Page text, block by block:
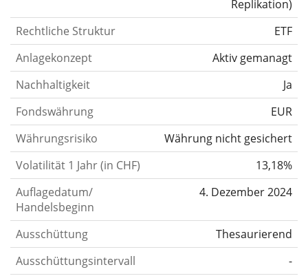
Replikation)
Rechtliche Struktur
ETF
Anlagekonzept
Aktiv gemanagt
Nachhaltigkeit
Ja
Fondswährung
EUR
Währungsrisiko
Währung nicht gesichert
Volatilität 1 Jahr (in CHF)
13,18%
Auflagedatum/
Handelsbeginn
4. Dezember 2024
Ausschüttung
Thesaurierend
Ausschüttungsintervall
-